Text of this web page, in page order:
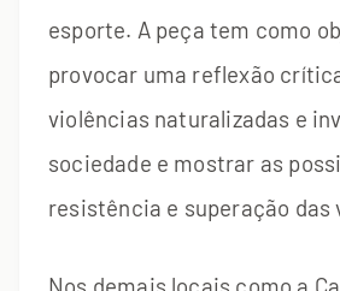
esporte. A peça tem como
provocar uma reflexão
violências naturalizadas e
sociedade e mostrar as
resistência e superação das
Nos demais locais como a